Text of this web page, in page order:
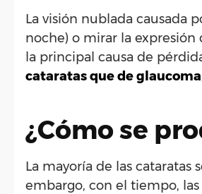
La visión nublada causada
noche) o mirar la
la principal causa de
cataratas que de glaucoma
¿Cómo se
La mayoría de las
embargo, con el tiempo,